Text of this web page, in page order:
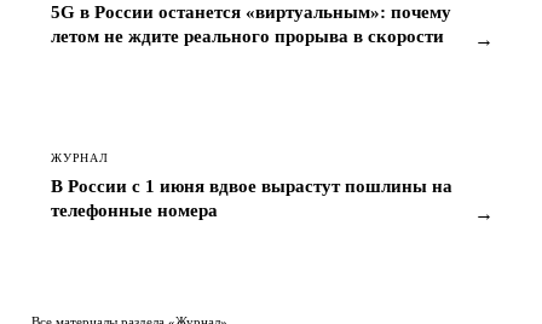
5G в России останется «виртуальным»: почему
летом не ждите реального прорыва в скорости
→
ЖУРНАЛ
В России с 1 июня вдвое вырастут пошлины на
телефонные номера
→
Все материалы раздела «Журнал»